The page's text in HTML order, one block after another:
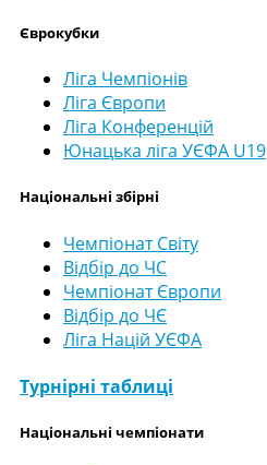
Єврокубки
Ліга Чемпіонів
Ліга Європи
Ліга Конференцій
Юнацька ліга УЄФА U19
Національні збірні
Чемпіонат Світу
Відбір до ЧС
Чемпіонат Європи
Відбір до ЧЄ
Ліга Націй УЄФА
Турнірні таблиці
Національні чемпіонати